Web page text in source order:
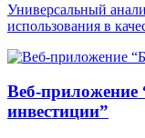
Универсальный
использования в
Веб-
инвестиции”